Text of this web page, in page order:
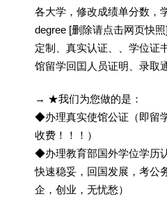
各大学，修改成绩单分数，
degree [删除请点击网页快
定制、真实认证、、学位证
馆留学回囯人员证明、录取
→ ★我们为您做的是：
◆办理真实使馆公证（即留
收费！！！）
◆办理教育部国外学位学历
快速稳妥，回国发展，考公
企，创业，无忧愁）